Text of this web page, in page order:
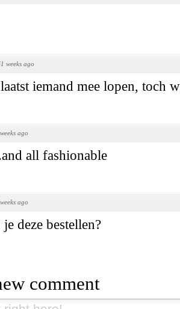
weeks ago
iemand mee lopen, toch
ago
all fashionable
ago
deze bestellen?
comment